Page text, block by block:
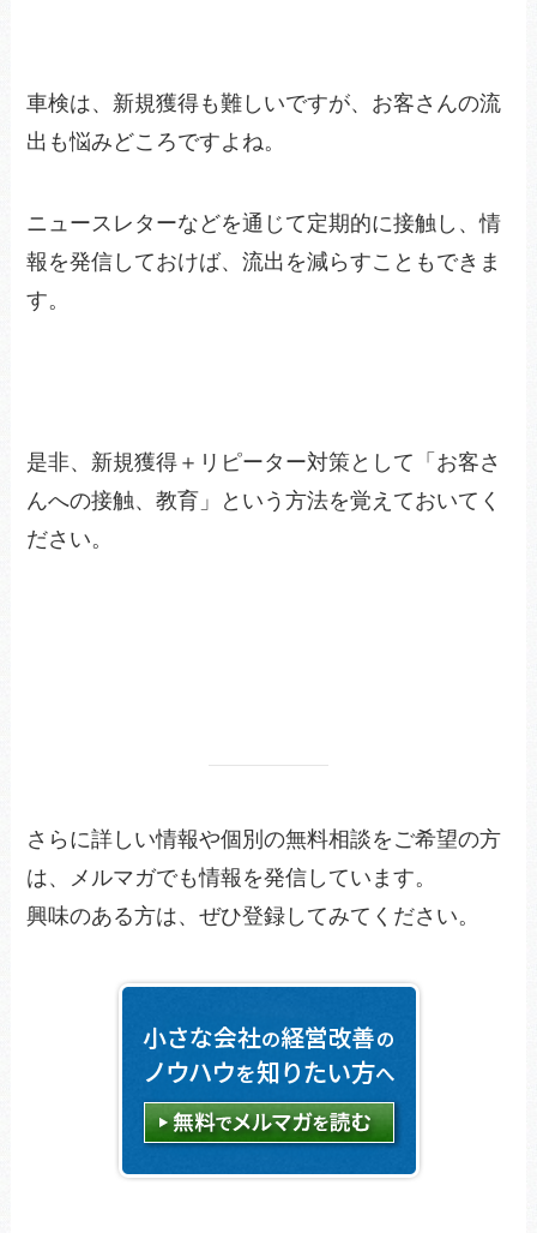
車検は、新規獲得も難しいですが、お客さんの流
出も悩みどころですよね。
ニュースレターなどを通じて定期的に接触し、情
報を発信しておけば、流出を減らすこともできま
す。
是非、新規獲得＋リピーター対策として「お客さ
んへの接触、教育」という方法を覚えておいてく
ださい。
さらに詳しい情報や個別の無料相談をご希望の方
は、メルマガでも情報を発信しています。
興味のある方は、ぜひ登録してみてください。